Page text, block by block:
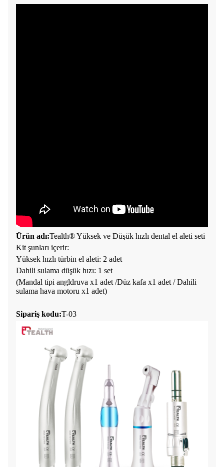
Ürün adı:Tealth® Yüksek ve Düşük hızlı dental el aleti seti
Kit şunları içerir:
Yüksek hızlı türbin el aleti: 2 adet
Dahili sulama düşük hızı: 1 set
(Mandal tipi angldruva x1 adet /Düz kafa x1 adet / Dahili
sulama hava motoru x1 adet)
Sipariş kodu:T-03